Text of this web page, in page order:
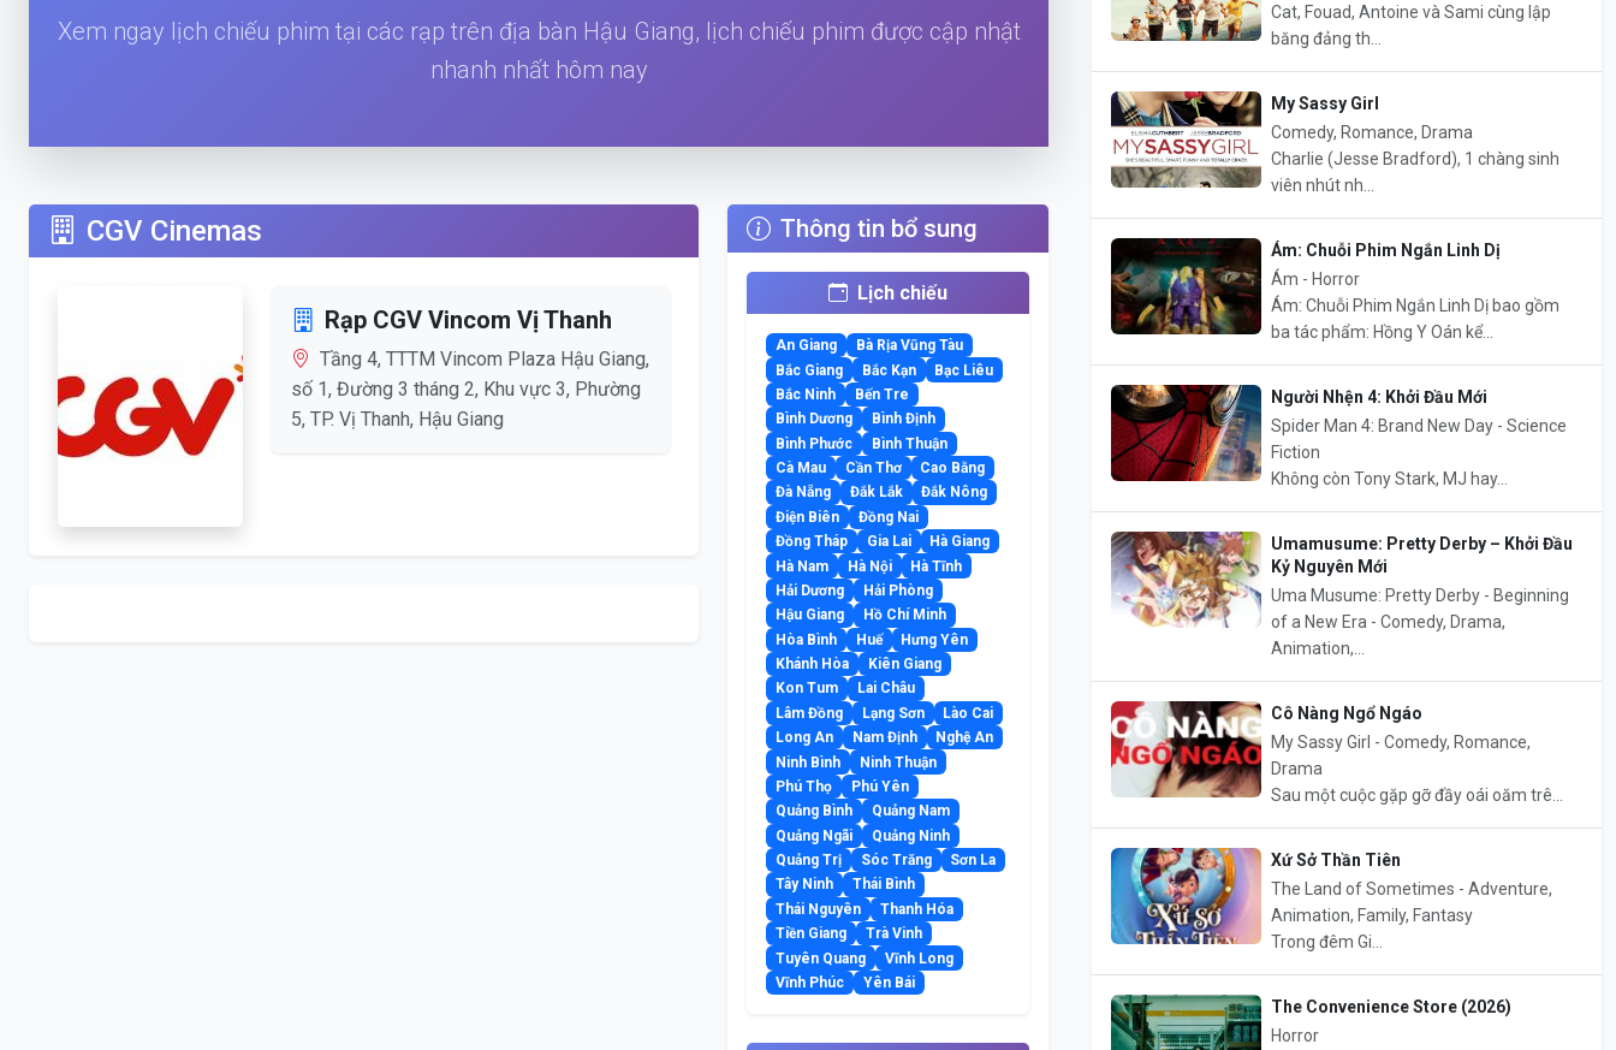
Xem ngay lịch chiếu phim tại các rạp trên địa bàn Hậu Giang, lịch chiếu phim được cập nhật
nhanh nhất hôm nay
CGV Cinemas
Rạp CGV Vincom Vị Thanh
Tầng 4, TTTM Vincom Plaza Hậu Giang,
số 1, Đường 3 tháng 2, Khu vực 3, Phường
5, TP. Vị Thanh, Hậu Giang
Thông tin bổ sung
Lịch chiếu
An Giang
Bà Rịa Vũng Tàu
Bắc Giang
Bắc Kạn
Bạc Liêu
Bắc Ninh
Bến Tre
Bình Dương
Bình Định
Bình Phước
Bình Thuận
Cà Mau
Cần Thơ
Cao Bằng
Đà Nẵng
Đắk Lắk
Đắk Nông
Điện Biên
Đồng Nai
Đồng Tháp
Gia Lai
Hà Giang
Hà Nam
Hà Nội
Hà Tĩnh
Hải Dương
Hải Phòng
Hậu Giang
Hồ Chí Minh
Hòa Bình
Huế
Hưng Yên
Khánh Hòa
Kiên Giang
Kon Tum
Lai Châu
Lâm Đồng
Lạng Sơn
Lào Cai
Long An
Nam Định
Nghệ An
Ninh Bình
Ninh Thuận
Phú Thọ
Phú Yên
Quảng Bình
Quảng Nam
Quảng Ngãi
Quảng Ninh
Quảng Trị
Sóc Trăng
Sơn La
Tây Ninh
Thái Bình
Thái Nguyên
Thanh Hóa
Tiền Giang
Trà Vinh
Tuyên Quang
Vĩnh Long
Vĩnh Phúc
Yên Bái
Cat, Fouad, Antoine và Sami cùng lập
băng đảng th...
My Sassy Girl
Comedy, Romance, Drama
Charlie (Jesse Bradford), 1 chàng sinh
viên nhút nh...
Ám: Chuỗi Phim Ngắn Linh Dị
Ám - Horror
Ám: Chuỗi Phim Ngắn Linh Dị bao gồm
ba tác phẩm: Hồng Y Oán kể...
Người Nhện 4: Khởi Đầu Mới
Spider Man 4: Brand New Day - Science
Fiction
Không còn Tony Stark, MJ hay...
Umamusume: Pretty Derby – Khởi Đầu
Kỷ Nguyên Mới
Uma Musume: Pretty Derby - Beginning
of a New Era - Comedy, Drama,
Animation,...
Cô Nàng Ngổ Ngáo
My Sassy Girl - Comedy, Romance,
Drama
Sau một cuộc gặp gỡ đầy oái oăm trê...
Xứ Sở Thần Tiên
The Land of Sometimes - Adventure,
Animation, Family, Fantasy
Trong đêm Gi...
The Convenience Store (2026)
Horror